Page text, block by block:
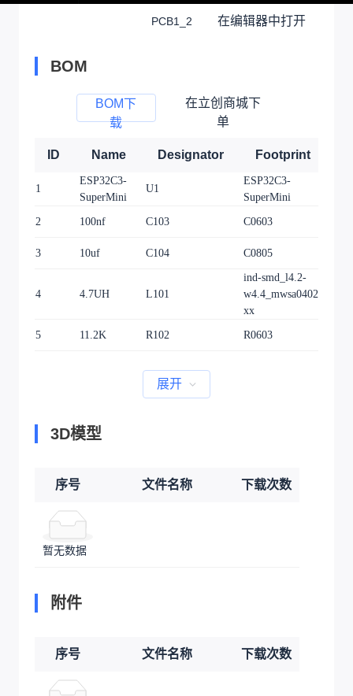
PCB1_2 在编辑器中打开
BOM
BOM下
载
在立创商城下
单
ID Name Designator Footprint
1
ESP32C3-
SuperMini
U1
ESP32C3-
SuperMini
2 100nf C103 C0603
3 10uf C104 C0805
4 4.7UH L101
ind-smd_l4.2-
w4.4_mwsa0402s-
xx
5 11.2K R102 R0603
展开
3D模型
序号 文件名称 下载次数
暂无数据
附件
序号 文件名称 下载次数